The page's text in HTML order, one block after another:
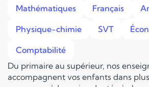
Mathématiques Français
Physique-chimie SVT
Comptabilité
Du primaire au supérieur, nos
accompagnent vos enfants dans